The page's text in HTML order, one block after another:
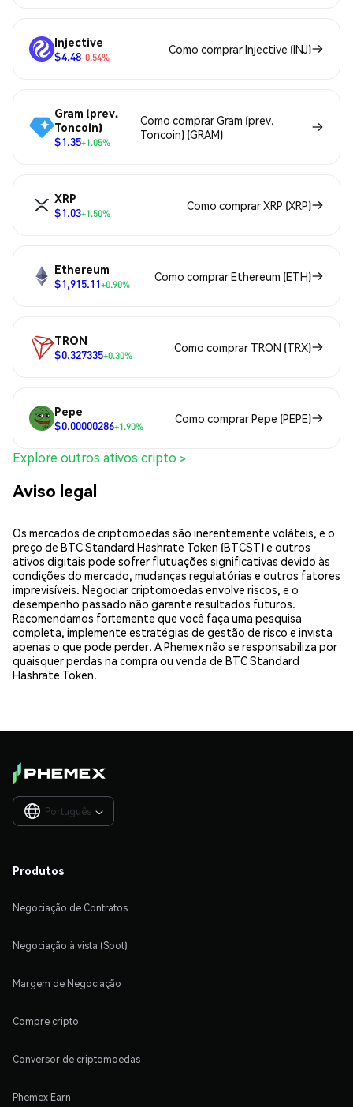
Injective
$4.48-0.54%
Como comprar Injective (INJ)
Gram (prev.
Toncoin)
$1.35+1.05%
Como comprar Gram (prev.
Toncoin) (GRAM)
XRP
$1.03+1.50%
Como comprar XRP (XRP)
Ethereum
$1,915.11+0.90%
Como comprar Ethereum (ETH)
TRON
$0.327335+0.30%
Como comprar TRON (TRX)
Pepe
$0.00000286+1.90%
Como comprar Pepe (PEPE)
Explore outros ativos cripto >
Aviso legal
Os mercados de criptomoedas são inerentemente voláteis, e o
preço de BTC Standard Hashrate Token (BTCST) e outros
ativos digitais pode sofrer flutuações significativas devido às
condições do mercado, mudanças regulatórias e outros fatores
imprevisíveis. Negociar criptomoedas envolve riscos, e o
desempenho passado não garante resultados futuros.
Recomendamos fortemente que você faça uma pesquisa
completa, implemente estratégias de gestão de risco e invista
apenas o que pode perder. A Phemex não se responsabiliza por
quaisquer perdas na compra ou venda de BTC Standard
Hashrate Token.
Português 
Produtos
Negociação de Contratos
Negociação à vista (Spot)
Margem de Negociação
Compre cripto
Conversor de criptomoedas
Phemex Earn